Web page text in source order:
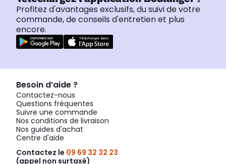
Profitez d'avantages exclusifs, du suivi de votre
commande, de conseils d'entretien et plus
encore.
Besoin d’aide ?
Contactez-nous
Questions fréquentes
Suivre une commande
Nos conditions de livraison
Nos guides d'achat
Centre d'aide
Contactez le 09 69 32 32 23
(appel non surtaxé)